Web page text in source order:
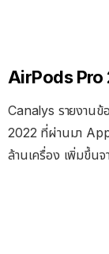
AirPods Pro
Canalys รายงานข้
2022 ที่ผ่านมา
ล้านเครื่อง เพิ่มขึ้น